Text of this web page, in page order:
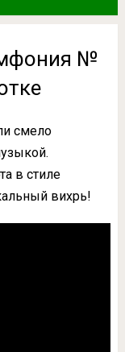
№
смело
в стиле
вихрь!